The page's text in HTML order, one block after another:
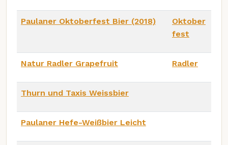
Paulaner Oktoberfest Bier (2018)
Oktober
fest
Natur Radler Grapefruit Radler
Thurn und Taxis Weissbier
Paulaner Hefe-Weißbier Leicht